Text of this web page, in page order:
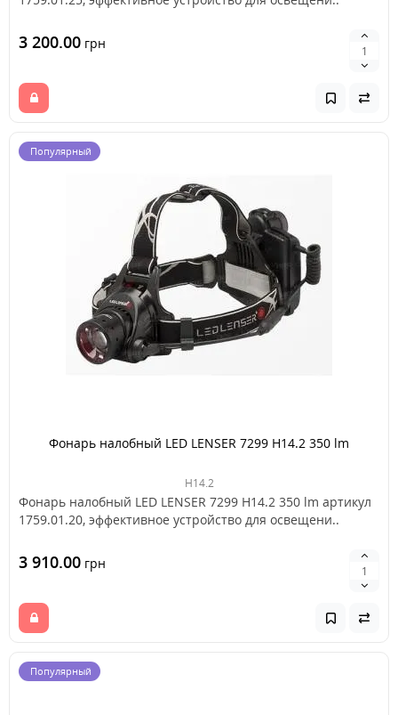
3 200.00 грн
Популярный
Фонарь налобный LED LENSER 7299 H14.2 350 lm
H14.2
Фонарь налобный LED LENSER 7299 H14.2 350 lm артикул
1759.01.20, эффективное устройство для освещени..
3 910.00 грн
Популярный